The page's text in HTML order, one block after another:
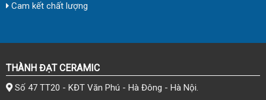
Cam kết chất lượng
THÀNH ĐẠT CERAMIC
Số 47 TT20 - KĐT Văn Phú - Hà Đông - Hà Nội.